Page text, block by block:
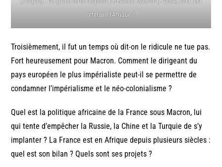
interdire l’Afrique ?
Troisièmement, il fut un temps où dit-on le ridicule ne tue pas.
Fort heureusement pour Macron. Comment le dirigeant du
pays européen le plus impérialiste peut-il se permettre de
condamner l’impérialisme et le néo-colonialisme ?
Quel est la politique africaine de la France sous Macron, lui
qui tente d’empêcher la Russie, la Chine et la Turquie de s’y
implanter ? La France est en Afrique depuis plusieurs siècles :
quel est son bilan ? Quels sont ses projets ?